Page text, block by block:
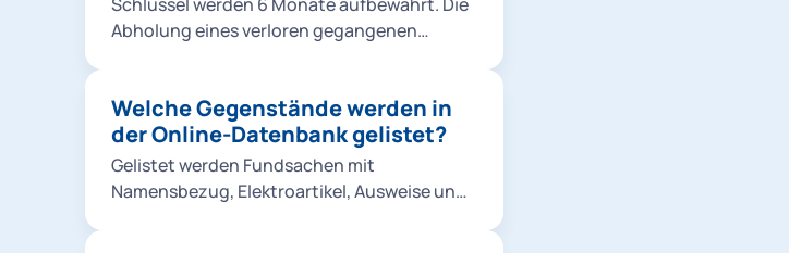
Abholung eines verloren gegangenen
(Zweitschlüssels) möglich.
Welche Gegenstände werden in
der Online-Datenbank gelistet?
Gelistet werden Fundsachen mit
Namensbezug, Elektroartikel, Ausweise und